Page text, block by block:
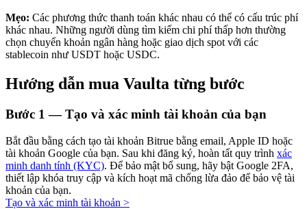
Đầu tư cố định và quản lý tài chính
Mẹo: Các phương thức thanh toán khác nhau có thể có cấu trúc phí
khác nhau. Những người dùng tìm kiếm chi phí thấp hơn thường
chọn chuyển khoản ngân hàng hoặc giao dịch spot với các
stablecoin như USDT hoặc USDC.
Hướng dẫn mua Vaulta từng bước
Bước 1 —Tạo và xác minh tài khoản của bạn
Bắt đầu bằng cách tạo tài khoản Bitrue bằng email, Apple ID hoặc
tài khoản Google của bạn. Sau khi đăng ký, hoàn tất quy trình xác
minh danh tính (KYC). Để bảo mật bổ sung, hãy bật Google 2FA,
thiết lập khóa truy cập và kích hoạt mã chống lừa đảo để bảo vệ tài
khoản của bạn.
Tạo và xác minh tài khoản >